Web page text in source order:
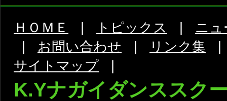
ＨＯＭＥ トピックス
ニュ
お問い合わせ リンク集
サイトマップ
K.Yナガイダンススク